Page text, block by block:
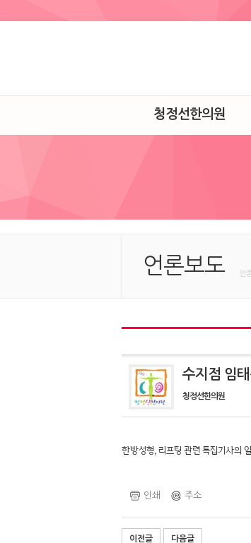
청정선한의원
언론보도 언
수지점 임
청정선한의원
한방성형, 리프팅 관련 특집기사의
인쇄 주소
이전글 다음글